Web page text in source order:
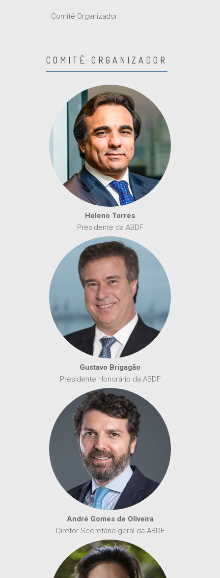
Comitê Organizador
COMITÊ ORGANIZADOR
Heleno Torres
Presidente da ABDF
Gustavo Brigagão
Presidente Honorário da ABDF
André Gomes de Oliveira
Diretor Secretário-geral da ABDF